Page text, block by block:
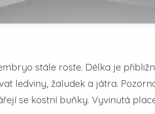
stále roste. Délka je
ledviny, žaludek a játra.
se kostní buňky. Vyvinutá